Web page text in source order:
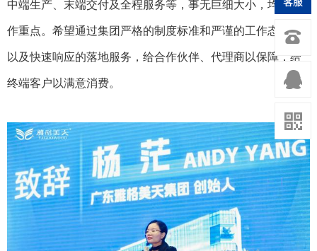
中端生产、末端交付及全程服务等， 事无巨细大小， 均是工
作重点。希望通过集团严格的制度标准和严谨的工作态度，
以及快速响应的落地服务，给合作伙伴、代理商以保障，给
终端客户以满意消费。